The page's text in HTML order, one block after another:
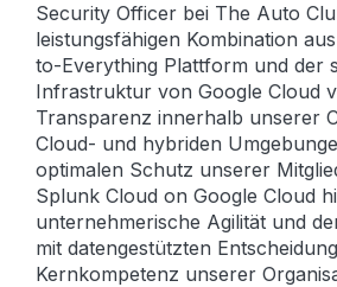
Security Officer bei The Auto
leistungsfähigen Kombination
to-Everything Plattform und der
Infrastruktur von Google Cloud
Transparenz innerhalb unserer
Cloud- und hybriden
optimalen Schutz unserer
Splunk Cloud on Google Cloud
unternehmerische Agilität und
mit datengestützten
Kernkompetenz unserer